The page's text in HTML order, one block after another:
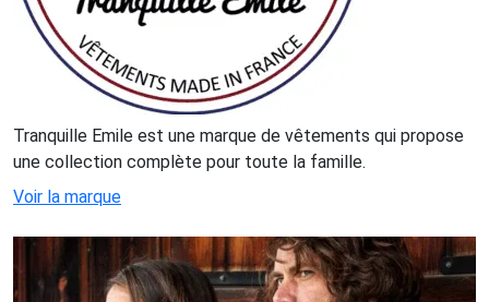
Tranquille Emile est une marque de vêtements qui propose
une collection complète pour toute la famille.
Voir la marque